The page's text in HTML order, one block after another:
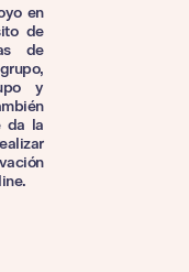
en
de
de
y
da la